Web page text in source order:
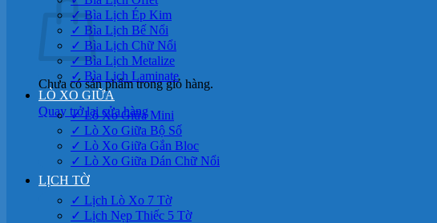
Chưa có sản phẩm trong giỏ hàng.
Quay trở lại cửa hàng
✓ Bìa Lịch Ép Kim
✓ Bìa Lịch Bế Nổi
✓ Bìa Lịch Chữ Nổi
✓ Bìa Lịch Metalize
✓ Bìa Lịch Laminate
LÒ XO GIỮA
✓ Lò Xo Giữa Mini
✓ Lò Xo Giữa Bộ Số
✓ Lò Xo Giữa Gắn Bloc
✓ Lò Xo Giữa Dán Chữ Nổi
LỊCH TỜ
✓ Lịch Lò Xo 7 Tờ
✓ Lịch Nẹp Thiếc 5 Tờ